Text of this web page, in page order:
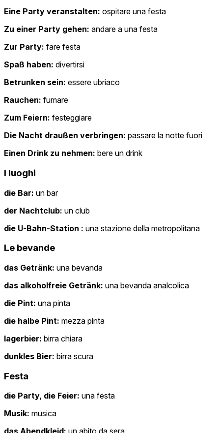
Eine Party veranstalten: ospitare una festa
Zu einer Party gehen: andare a una festa
Zur Party: fare festa
Spaß haben: divertirsi
Betrunken sein: essere ubriaco
Rauchen: fumare
Zum Feiern: festeggiare
Die Nacht draußen verbringen: passare la notte fuori
Einen Drink zu nehmen: bere un drink
I luoghi
die Bar: un bar
der Nachtclub: un club
die U-Bahn-Station : una stazione della metropolitana
Le bevande
das Getränk: una bevanda
das alkoholfreie Getränk: una bevanda analcolica
die Pint: una pinta
die halbe Pint: mezza pinta
lagerbier: birra chiara
dunkles Bier: birra scura
Festa
die Party, die Feier: una festa
Musik: musica